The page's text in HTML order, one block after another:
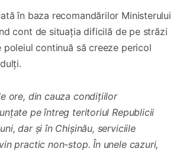
în baza recomandărilor Ministerului
cont de situația dificilă de pe străzi
poleiul continuă să creeze pericol
ore, din cauza condițiilor
pe întreg teritoriul Republicii
dar și în Chișinău, serviciile
practic non-stop. În unele cazuri,